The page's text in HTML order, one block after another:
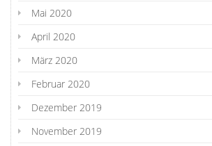
Mai 2020
April 2020
März 2020
Februar 2020
Dezember 2019
November 2019